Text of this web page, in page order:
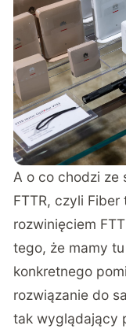
A o co chodzi ze
FTTR, czyli
rozwinięciem
tego, że mamy
konkretnego
rozwiązanie do
tak wyglądający